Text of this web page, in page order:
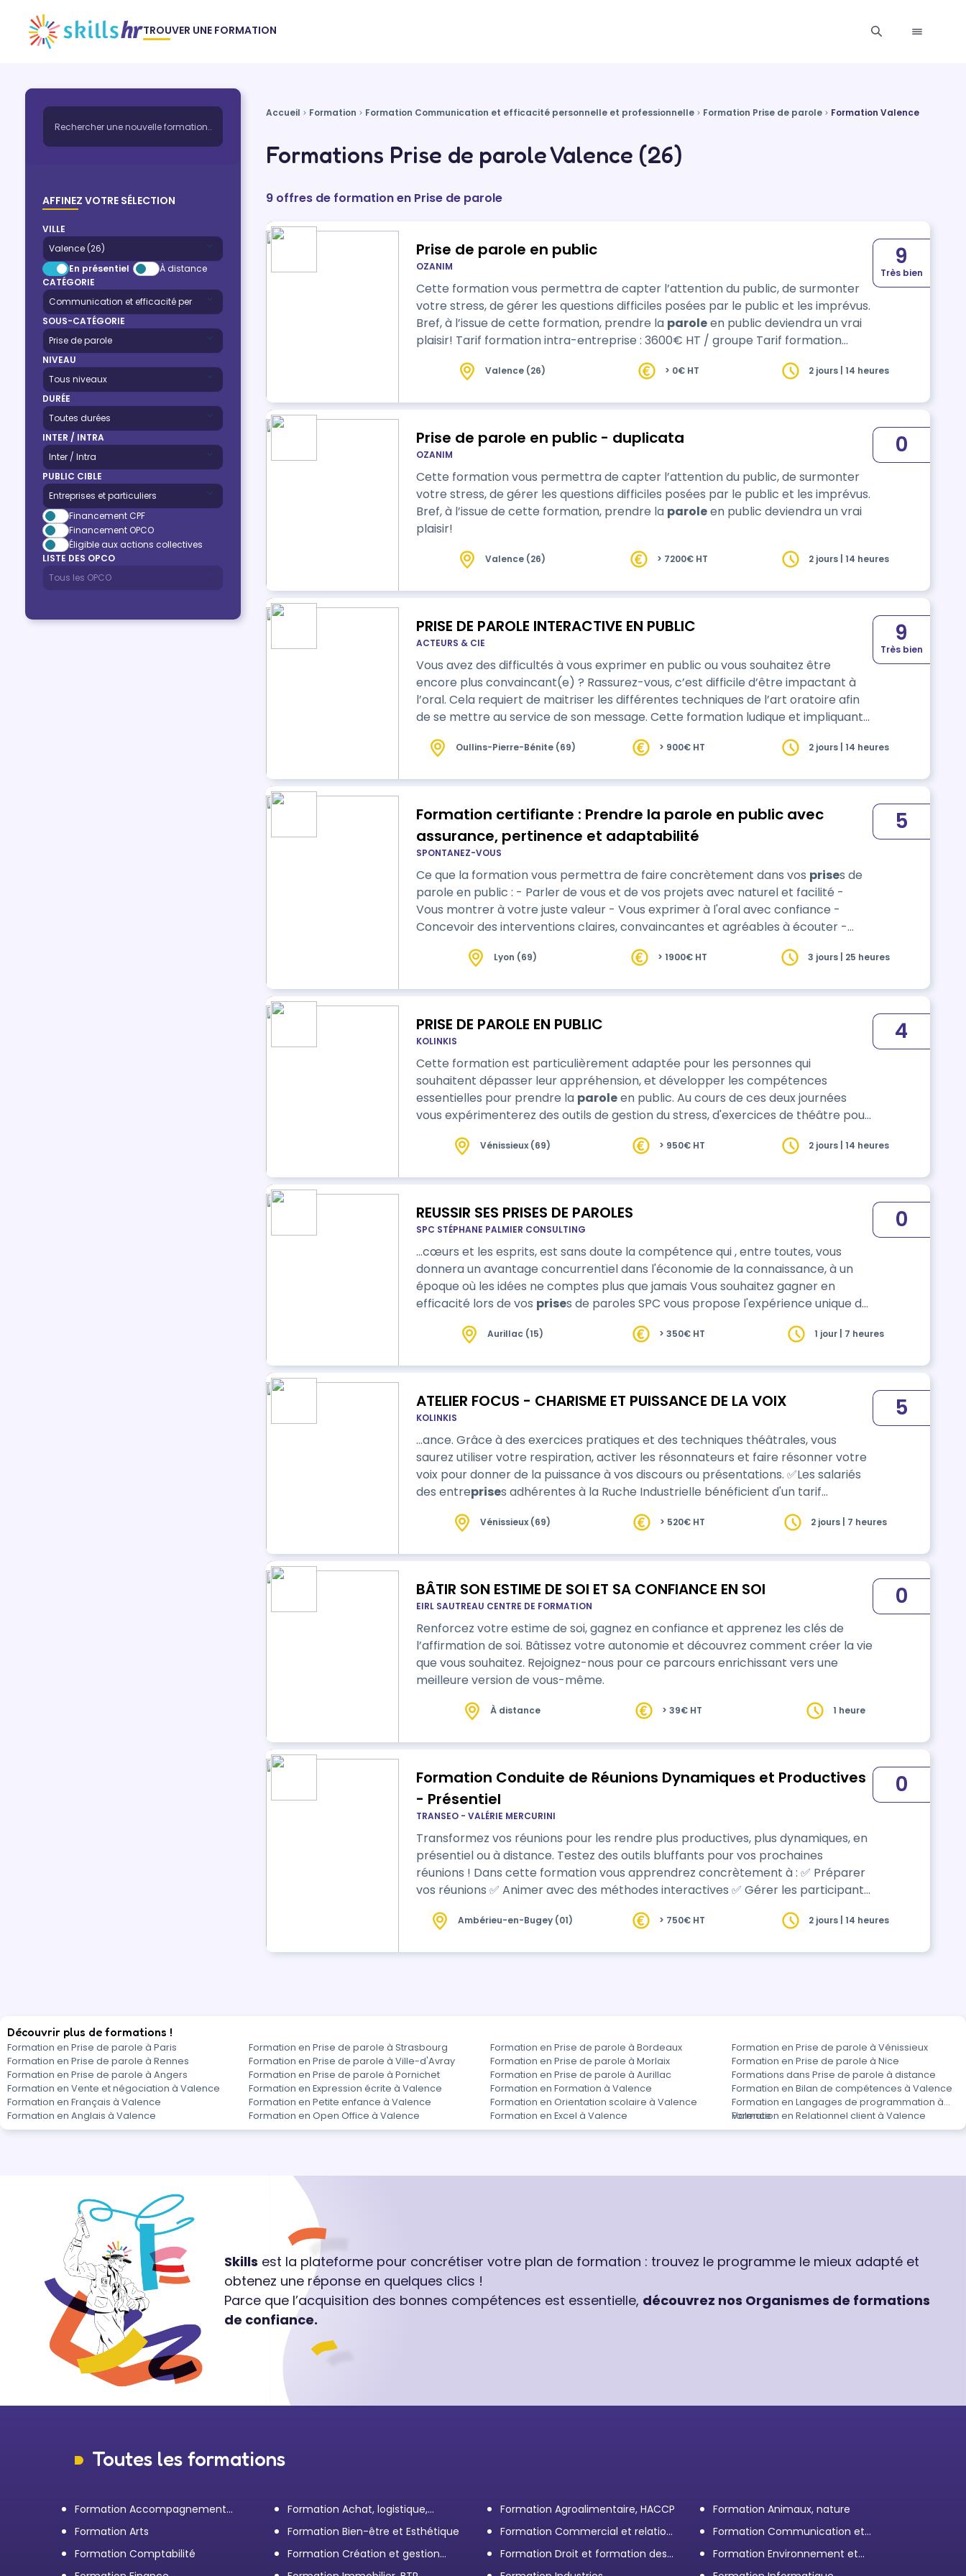
TROUVER UNE FORMATION
AFFINEZ VOTRE SÉLECTION
VILLE
En présentiel
À distance
CATÉGORIE
SOUS-CATÉGORIE
NIVEAU
DURÉE
INTER / INTRA
PUBLIC CIBLE
Financement CPF
Financement OPCO
Éligible aux actions collectives
LISTE DES OPCO
Accueil Formation Formation Communication et efficacité personnelle et professionnelle Formation Prise de parole Formation Valence
Formations Prise de parole Valence (26)
9 offres de formation en Prise de parole
Prise de parole en public
OZANIM
Cette formation vous permettra de capter l’attention du public, de surmonter
votre stress, de gérer les questions difficiles posées par le public et les imprévus.
Bref, à l’issue de cette formation, prendre la paroleen public deviendra un vrai
plaisir! Tarif formation intra-entreprise : 3600€ HT / groupe Tarif formation
9
Très bien
Valence (26) > 0€ HT 2 jours | 14 heures
Prise de parole en public - duplicata
OZANIM
Cette formation vous permettra de capter l’attention du public, de surmonter
votre stress, de gérer les questions difficiles posées par le public et les imprévus.
Bref, à l’issue de cette formation, prendre la paroleen public deviendra un vrai
plaisir!
0
Valence (26) > 7200€ HT 2 jours | 14 heures
PRISE DE PAROLE INTERACTIVE EN PUBLIC
ACTEURS & CIE
Vous avez des difficultés à vous exprimer en public ou vous souhaitez être
encore plus convaincant(e) ? Rassurez-vous, c’est difficile d’être impactant à
l’oral. Cela requiert de maitriser les différentes techniques de l’art oratoire afin
de se mettre au service de son message. Cette formation ludique et impliquante
transmettre que ce que l’on possède). Grâce à l’outil théâtral et une réflexion
9
Très bien
Oullins-Pierre-Bénite (69) > 900€ HT 2 jours | 14 heures
Formation certifiante : Prendre la parole en public avec
assurance, pertinence et adaptabilité
SPONTANEZ-VOUS
Ce que la formation vous permettra de faire concrètement dans vos prises de
parole en public : - Parler de vous et de vos projets avec naturel et facilité -
Vous montrer à votre juste valeur - Vous exprimer à l'oral avec confiance -
Concevoir des interventions claires, convaincantes et agréables à écouter -
5
Lyon (69) > 1900€ HT 3 jours | 25 heures
PRISE DE PAROLE EN PUBLIC
KOLINKIS
Cette formation est particulièrement adaptée pour les personnes qui
souhaitent dépasser leur appréhension, et développer les compétences
essentielles pour prendre la paroleen public. Au cours de ces deux journées
vous expérimenterez des outils de gestion du stress, d'exercices de théâtre pour
pour découvrir l'orateur ou l'oratrice en …
4
Vénissieux (69) > 950€ HT 2 jours | 14 heures
REUSSIR SES PRISES DE PAROLES
SPC STÉPHANE PALMIER CONSULTING
…cœurs et les esprits, est sans doute la compétence qui , entre toutes, vous
donnera un avantage concurrentiel dans l'économie de la connaissance, à un
époque où les idées ne comptes plus que jamais Vous souhaitez gagner en
efficacité lors de vos prises de paroles SPC vous propose l'expérience unique de
dans les outils des ORATEURS pour vous permettre de développer votre
0
Aurillac (15) > 350€ HT 1 jour | 7 heures
ATELIER FOCUS - CHARISME ET PUISSANCE DE LA VOIX
KOLINKIS
…ance. Grâce à des exercices pratiques et des techniques théâtrales, vous
saurez utiliser votre respiration, activer les résonnateurs et faire résonner votre
voix pour donner de la puissance à vos discours ou présentations. ✅Les salariés
des entreprises adhérentes à la Ruche Industrielle bénéficient d'un tarif
l'employeur, ou à l'initiative du salarié avec accord de ce dernier. Il se déroule en
5
Vénissieux (69) > 520€ HT 2 jours | 7 heures
BÂTIR SON ESTIME DE SOI ET SA CONFIANCE EN SOI
EIRL SAUTREAU CENTRE DE FORMATION
Renforcez votre estime de soi, gagnez en confiance et apprenez les clés de
l’affirmation de soi. Bâtissez votre autonomie et découvrez comment créer la vie
que vous souhaitez. Rejoignez-nous pour ce parcours enrichissant vers une
meilleure version de vous-même.
0
À distance > 39€ HT 1 heure
Formation Conduite de Réunions Dynamiques et Productives
- Présentiel
TRANSEO - VALÉRIE MERCURINI
Transformez vos réunions pour les rendre plus productives, plus dynamiques, en
présentiel ou à distance. Testez des outils bluffants pour vos prochaines
réunions ! Dans cette formation vous apprendrez concrètement à : ✅ Préparer
vos réunions ✅ Animer avec des méthodes interactives ✅ Gérer les participants
et personnalisée : à chaque étape du programme les mises en application sont
0
Ambérieu-en-Bugey (01) > 750€ HT 2 jours | 14 heures
Découvrir plus de formations !
Formation en Prise de parole à Paris Formation en Prise de parole à Strasbourg Formation en Prise de parole à Bordeaux
Formation en Prise de parole à Vénissieux
Formation en Prise de parole à Rennes
Formation en Prise de parole à Ville-d'Avray Formation en Prise de parole à Morlaix
Formation en Prise de parole à Nice
Formation en Prise de parole à Angers
Formation en Prise de parole à Pornichet Formation en Prise de parole à Aurillac
Formations dans Prise de parole à distance
Formation en Vente et négociation à Valence
Formation en Expression écrite à Valence Formation en Formation à Valence
Formation en Bilan de compétences à Valence
Formation en Français à Valence
Formation en Petite enfance à Valence Formation en Orientation scolaire à Valence
Formation en Langages de programmation à
Valence
Formation en Anglais à Valence Formation en Open Office à Valence Formation en Excel à Valence Formation en Relationnel client à Valence
Skills est la plateforme pour concrétiser votre plan de formation : trouvez le programme le mieux adapté et
obtenez une réponse en quelques clics !
Parce que l’acquisition des bonnes compétences est essentielle, découvrez nos Organismes de formations
de confiance.
Toutes les formations
Formation Accompagnement
personnel et Bilan de
compétences
Formation Achat, logistique,
transport
Formation Agroalimentaire, HACCP
Formation Animaux, nature
Formation Arts
Formation Bien-être et Esthétique
Formation Commercial et relation
client
Formation Communication et
efficacité personnelle et
professionnelle
Formation Comptabilité
Formation Création et gestion
d'entreprise
Formation Droit et formation des
Élus
Formation Environnement et
démarche RSE